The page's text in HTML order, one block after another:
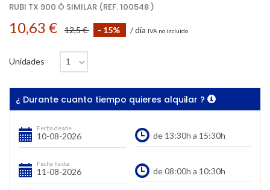
RUBI TX 900 Ó SIMILAR (REF. 100548 )
10,63 € 12,5 € - 15% / día IVA no incluido
Unidades
¿ Durante cuanto tiempo quieres alquilar ?
Fecha desde
Fecha hasta